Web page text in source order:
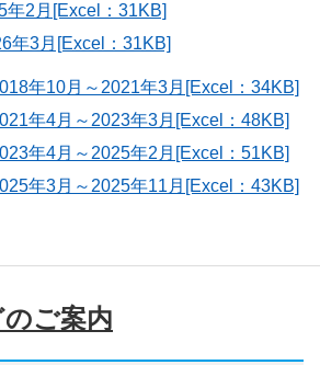
年2月[Excel：31KB]
年3月[Excel：31KB]
年10月～2021年3月[Excel：34KB]
年4月～2023年3月[Excel：48KB]
年4月～2025年2月[Excel：51KB]
年3月～2025年11月[Excel：43KB]
ご案内